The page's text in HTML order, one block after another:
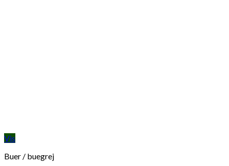
Vis
Buer / buegrej